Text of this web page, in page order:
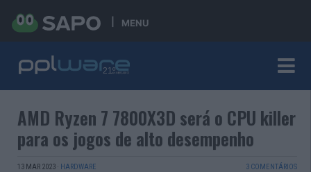
MENU
AMD Ryzen 7 7800X3D será o CPU killer
para os jogos de alto desempenho
13 MAR 2023 · HARDWARE 3 COMENTÁRIOS